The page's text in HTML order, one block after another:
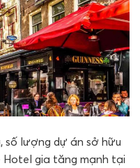
số lượng dự án sở hữu
Hotel gia tăng mạnh tại